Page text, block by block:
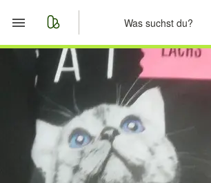
Start
Nachrichten
Anzeige aufgeben